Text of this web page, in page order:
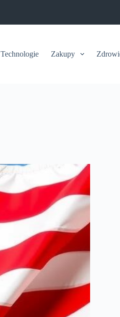
Technologie Zakupy